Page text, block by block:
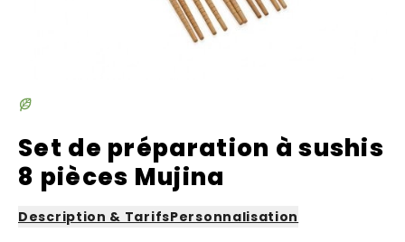
Set de préparation à sushis
8 pièces Mujina
Description & TarifsPersonnalisation